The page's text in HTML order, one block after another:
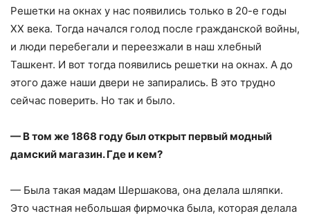
Решетки на окнах у нас появились только в 20-е годы
ХХ века. Тогда начался голод после гражданской войны,
и люди перебегали и переезжали в наш хлебный
Ташкент. И вот тогда появились решетки на окнах. А до
этого даже наши двери не запирались. В это трудно
сейчас поверить. Но так и было.
— В том же 1868 году был открыт первый модный
дамский магазин. Где и кем?
— Была такая мадам Шершакова, она делала шляпки.
Это частная небольшая фирмочка была, которая делала